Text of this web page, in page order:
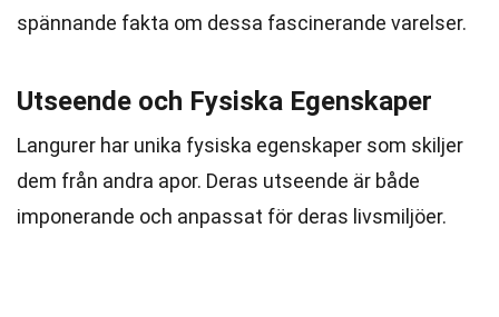
spännande fakta om dessa fascinerande varelser.
Utseende och Fysiska Egenskaper
Langurer har unika fysiska egenskaper som skiljer
dem från andra apor. Deras utseende är både
imponerande och anpassat för deras livsmiljöer.